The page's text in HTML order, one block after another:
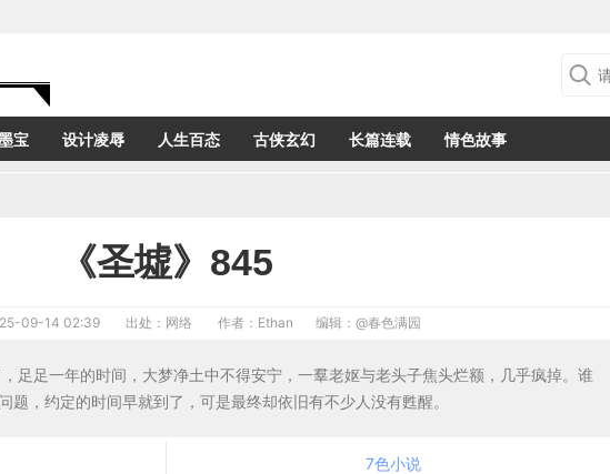
宝 设计凌辱 人生百态 古侠玄幻 长篇连载 情色故事
《圣墟》845
09-14 02:39 出处：网络 作者：Ethan 编辑： @春色满园
足足一年的时间，大梦净土中不得安宁，一羣老妪与老头子焦头烂额，几乎疯掉。谁
题，约定的时间早就到了，可是最终却依旧有不少人没有甦醒。
7色小说